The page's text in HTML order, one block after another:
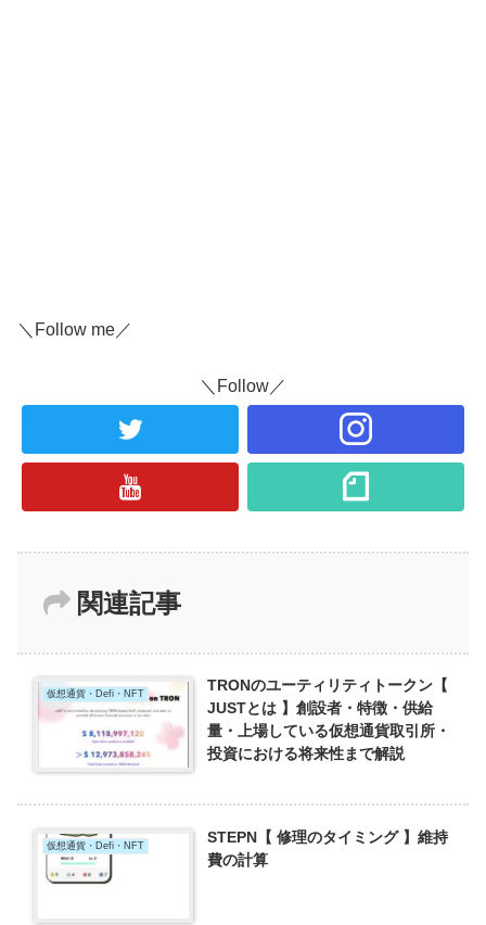
＼Follow me／
＼Follow／
関連記事
仮想通貨・Defi・NFT
TRONのユーティリティトークン【
JUSTとは 】創設者・特徴・供給
量・上場している仮想通貨取引所・
投資における将来性まで解説
仮想通貨・Defi・NFT
STEPN【 修理のタイミング 】維持
費の計算